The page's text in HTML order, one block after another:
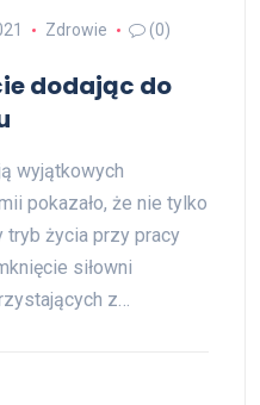
Zdrowie (0)
dodając do
wyjątkowych
pokazało, że nie tylko
tryb życia przy pracy
siłowni
z…